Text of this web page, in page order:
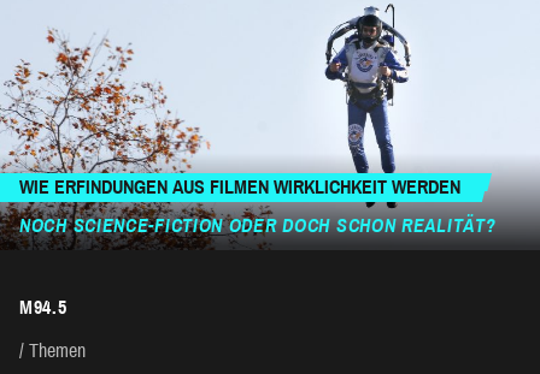
WIE ERFINDUNGEN AUS FILMEN WIRKLICHKEIT WERDEN
NOCH SCIENCE-FICTION ODER DOCH SCHON REALITÄT?
M94.5
Themen